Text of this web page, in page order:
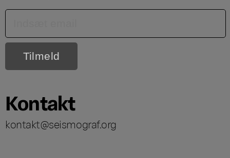
Kontakt
kontakt@seismograf.org